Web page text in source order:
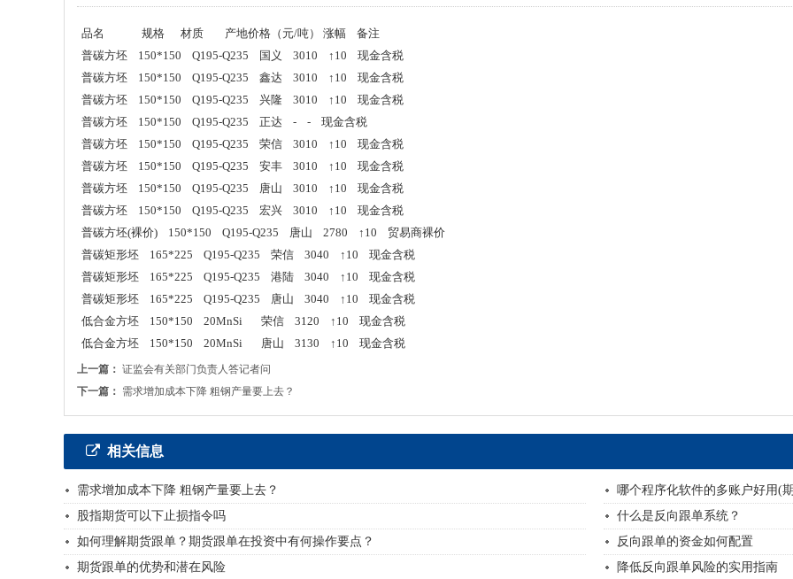
品名 规格 材质 产地价格（元/吨） 涨幅 备注
普碳方坯 150*150 Q195-Q235 国义 3010 ↑10 现金含税
普碳方坯 150*150 Q195-Q235 鑫达 3010 ↑10 现金含税
普碳方坯 150*150 Q195-Q235 兴隆 3010 ↑10 现金含税
普碳方坯 150*150 Q195-Q235 正达 - - 现金含税
普碳方坯 150*150 Q195-Q235 荣信 3010 ↑10 现金含税
普碳方坯 150*150 Q195-Q235 安丰 3010 ↑10 现金含税
普碳方坯 150*150 Q195-Q235 唐山 3010 ↑10 现金含税
普碳方坯 150*150 Q195-Q235 宏兴 3010 ↑10 现金含税
普碳方坯(裸价) 150*150 Q195-Q235 唐山 2780 ↑10 贸易商裸价
普碳矩形坯 165*225 Q195-Q235 荣信 3040 ↑10 现金含税
普碳矩形坯 165*225 Q195-Q235 港陆 3040 ↑10 现金含税
普碳矩形坯 165*225 Q195-Q235 唐山 3040 ↑10 现金含税
低合金方坯 150*150 20MnSi 荣信 3120 ↑10 现金含税
低合金方坯 150*150 20MnSi 唐山 3130 ↑10 现金含税
上一篇： 证监会有关部门负责人答记者问
下一篇： 需求增加成本下降 粗钢产量要上去？
相关信息
需求增加成本下降 粗钢产量要上去？
哪个程序化软件的多账户好用(
股指期货可以下止损指令吗
什么是反向跟单系统？
如何理解期货跟单？期货跟单在投资中有何操作要点？
反向跟单的资金如何配置
期货跟单的优势和潜在风险
降低反向跟单风险的实用指南